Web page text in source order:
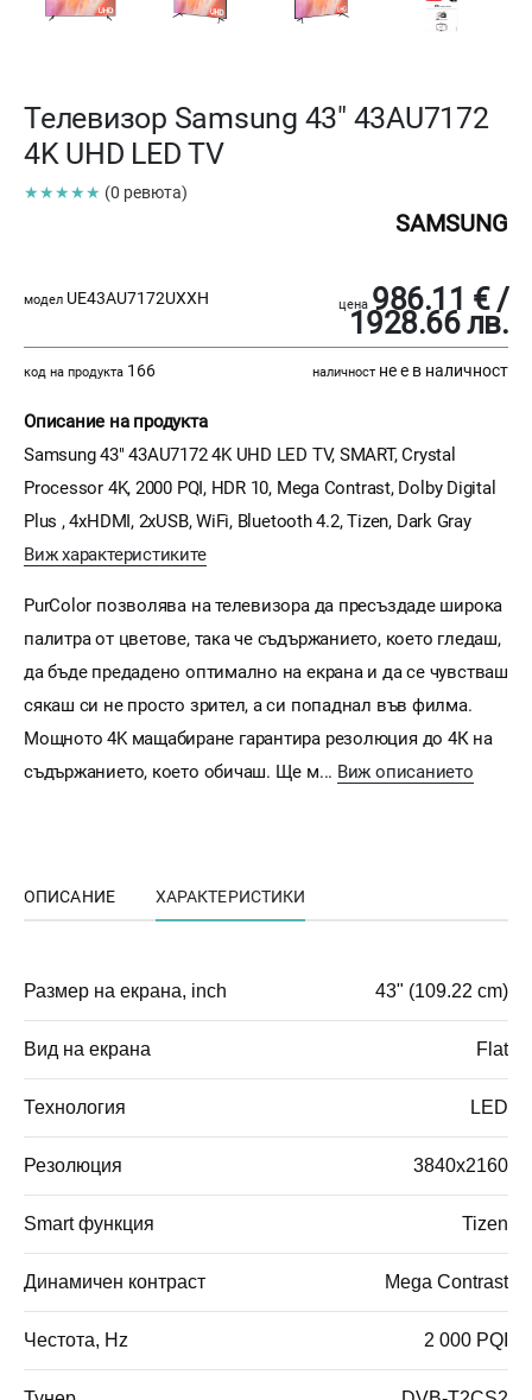
Телевизор Samsung 43" 43AU7172
4K UHD LED TV
★★★★★ (0 ревюта)
SAMSUNG
модел UE43AU7172UXXH цена 986.11 € /
1928.66 лв.
код на продукта 166 наличност не е в наличност
Описание на продукта
Samsung 43" 43AU7172 4K UHD LED TV, SMART, Crystal
Processor 4K, 2000 PQI, HDR 10, Mega Contrast, Dolby Digital
Plus , 4xHDMI, 2xUSB, WiFi, Bluetooth 4.2, Tizen, Dark Gray
Виж характеристиките
PurColor позволява на телевизора да пресъздаде широка
палитра от цветове, така че съдържанието, което гледаш,
да бъде предадено оптимално на екрана и да се чувстваш
сякаш си не просто зрител, а си попаднал във филма.
Мощното 4K мащабиране гарантира резолюция до 4К на
съдържанието, което обичаш. Ще м... Виж описанието
ОПИСАНИЕ ХАРАКТЕРИСТИКИ
Размер на екрана, inch 43" (109.22 cm)
Вид на екрана Flat
Технология LED
Резолюция 3840x2160
Smart функция Tizen
Динамичен контраст Mega Contrast
Честота, Hz 2 000 PQI